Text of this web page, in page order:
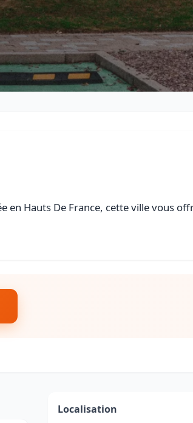
en Hauts De France, cette ville vous
Localisation